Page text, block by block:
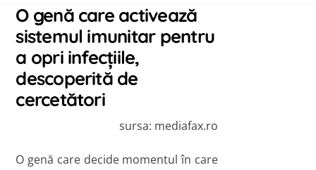
O genă care activează
sistemul imunitar pentru
a opri infecţiile,
descoperită de
cercetători
sursa: mediafax.ro
O genă care decide momentul în care